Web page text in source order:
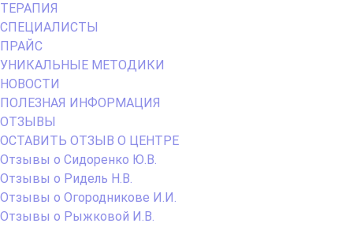
ТЕРАПИЯ
СПЕЦИАЛИСТЫ
ПРАЙС
УНИКАЛЬНЫЕ МЕТОДИКИ
НОВОСТИ
ПОЛЕЗНАЯ ИНФОРМАЦИЯ
ОТЗЫВЫ
ОСТАВИТЬ ОТЗЫВ О ЦЕНТРЕ
Отзывы о Сидоренко Ю.В.
Отзывы о Ридель Н.В.
Отзывы о Огородникове И.И.
Отзывы о Рыжковой И.В.